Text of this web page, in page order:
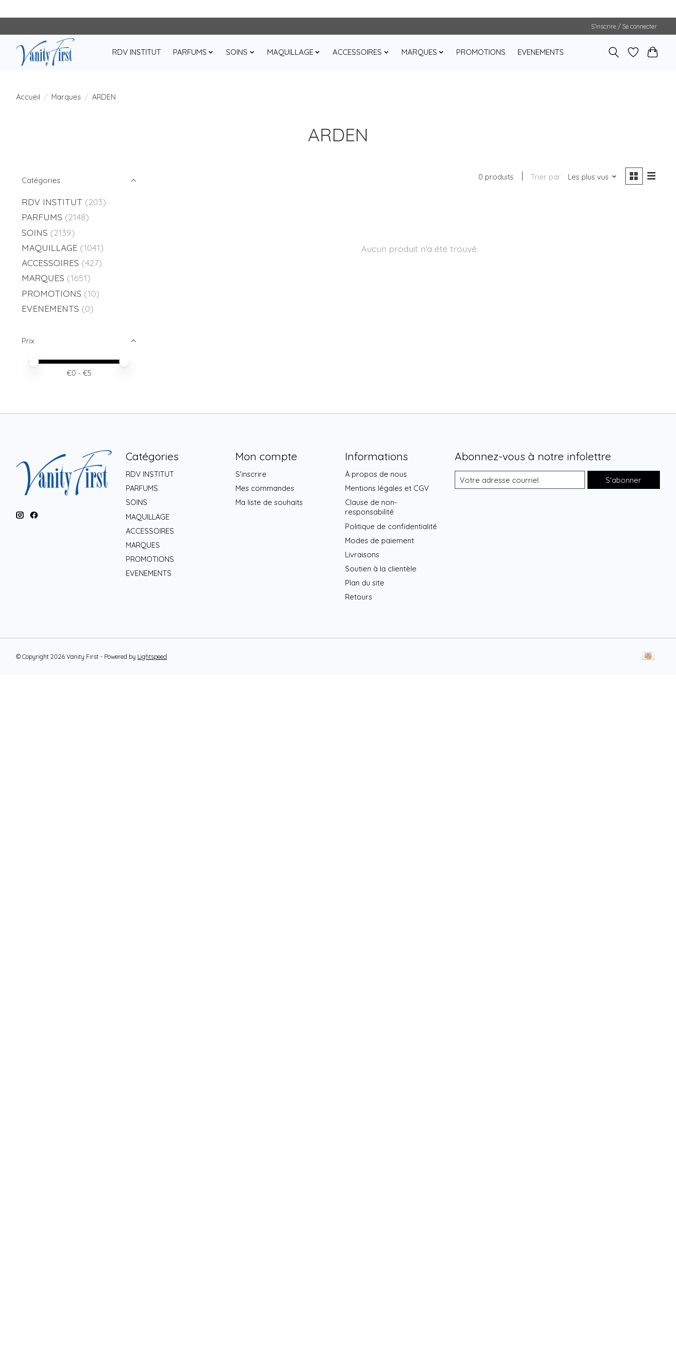
S’inscrire / Se connecter
RDV INSTITUT PARFUMS SOINS MAQUILLAGE ACCESSOIRES MARQUES PROMOTIONS EVENEMENTS
Accueil / Marques / ARDEN
ARDEN
Catégories
RDV INSTITUT (203)
PARFUMS (2148)
SOINS (2139)
MAQUILLAGE (1041)
ACCESSOIRES (427)
MARQUES (1651)
PROMOTIONS (10)
EVENEMENTS (0)
Prix
Prix minimum
Price maximum value
€0 - €5
0 produits Trier par Les plus vus
Aucun produit n'a été trouvé
Catégories
RDV INSTITUT
PARFUMS
SOINS
MAQUILLAGE
ACCESSOIRES
MARQUES
PROMOTIONS
EVENEMENTS
Mon compte
S'inscrire
Mes commandes
Ma liste de souhaits
Informations
À propos de nous
Mentions légales et CGV
Clause de non-
responsabilité
Politique de confidentialité
Modes de paiement
Livraisons
Soutien à la clientèle
Plan du site
Retours
Abonnez-vous à notre infolettre
S'abonner
© Copyright 2026 Vanity First - Powered by Lightspeed